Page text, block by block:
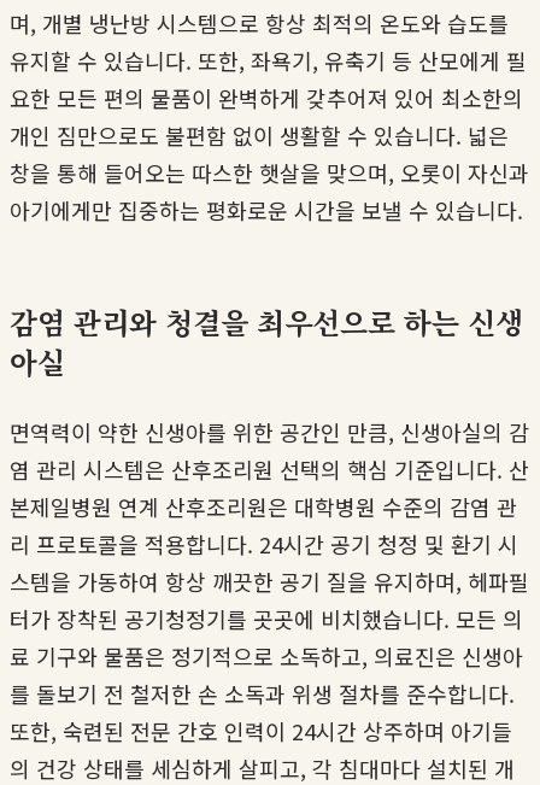
며, 개별 냉난방 시스템으로 항상 최적의 온도와 습도를
유지할 수 있습니다. 또한, 좌욕기, 유축기 등 산모에게 필
요한 모든 편의 물품이 완벽하게 갖추어져 있어 최소한의
개인 짐만으로도 불편함 없이 생활할 수 있습니다. 넓은
창을 통해 들어오는 따스한 햇살을 맞으며, 오롯이 자신과
아기에게만 집중하는 평화로운 시간을 보낼 수 있습니다.
감염 관리와 청결을 최우선으로 하는 신생
아실
면역력이 약한 신생아를 위한 공간인 만큼, 신생아실의 감
염 관리 시스템은 산후조리원 선택의 핵심 기준입니다. 산
본제일병원 연계 산후조리원은 대학병원 수준의 감염 관
리 프로토콜을 적용합니다. 24시간 공기 청정 및 환기 시
스템을 가동하여 항상 깨끗한 공기 질을 유지하며, 헤파필
터가 장착된 공기청정기를 곳곳에 비치했습니다. 모든 의
료 기구와 물품은 정기적으로 소독하고, 의료진은 신생아
를 돌보기 전 철저한 손 소독과 위생 절차를 준수합니다.
또한, 숙련된 전문 간호 인력이 24시간 상주하며 아기들
의 건강 상태를 세심하게 살피고, 각 침대마다 설치된 개